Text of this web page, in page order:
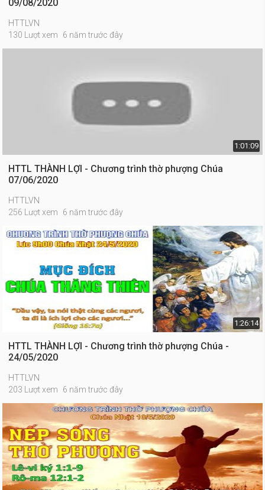
09/08/2020
HTTLVN
130 Lượt xem
6 năm trước đây
1:01:09
HTTL THÀNH LỢI - Chương trình thờ phượng Chúa
07/06/2020
HTTLVN
256 Lượt xem
6 năm trước đây
1:26:14
HTTL THÀNH LỢI - Chương trình thờ phượng Chúa -
24/05/2020
HTTLVN
203 Lượt xem
6 năm trước đây